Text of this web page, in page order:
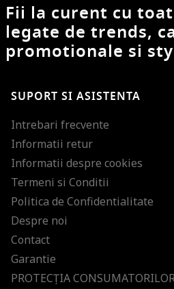
Fii la curent cu
legate de trends,
promotionale si
SUPORT SI ASISTENTA
Intrebari frecvente
Informatii retur
Informatii despre cookies
Termeni si Conditii
Politica de Confidentialitate
Despre noi
Contact
Garantie
PROTECŢIA